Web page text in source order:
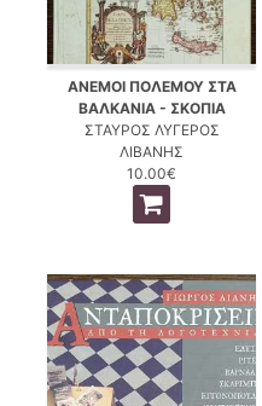
ΑΝΕΜΟΙ ΠΟΛΕΜΟΥ ΣΤΑ
ΒΑΛΚΑΝΙΑ - ΣΚΟΠΙΑ
ΣΤΑΥΡΟΣ ΛΥΓΕΡΟΣ
ΛΙΒΑΝΗΣ
10.00€